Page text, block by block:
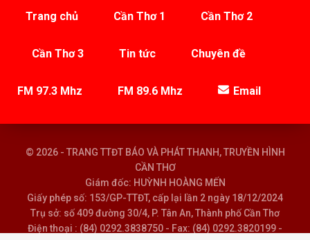
Trang chủ Cần Thơ 1 Cần Thơ 2
Cần Thơ 3 Tin tức Chuyên đề
FM 97.3 Mhz FM 89.6 Mhz Email
© 2026 - TRANG TTĐT BÁO VÀ PHÁT THANH, TRUYỀN HÌNH
CẦN THƠ
Giám đốc: HUỲNH HOÀNG MẾN
Giấy phép số: 153/GP-TTĐT, cấp lại lần 2 ngày 18/12/2024
Trụ sở: số 409 đường 30/4, P. Tân An, Thành phố Cần Thơ
Điện thoại : (84) 0292.3838750 - Fax: (84) 0292.3820199 -